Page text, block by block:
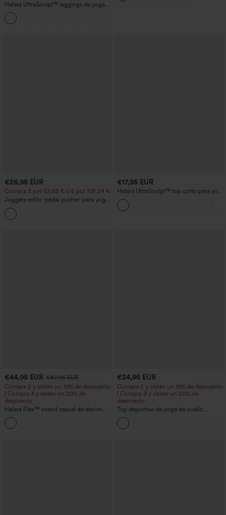
Halara UltraSculpt™ leggings de yoga
moldeadores de tiro alto con fruncido
que eleva los glúteos, control
abdominal, pierna acampanada y
€26,95 EUR
Compra 3 por 52,62 € o 6 por 105,24 €.
Joggers estilo 'pedal pusher' para yoga
de talle alto, fruncidos y jaspeados, con
bolsillos
€17,95 EUR
Halara UltraSculpt™ top corto para yoga
con tirantes dobles y espalda
descubierta retorcida
€44,95 EUR €49,95 EUR
Compra 2 y obtén un 10% de descuento
| Compra 3 y obtén un 20% de
descuento
Halara Flex™ overol casual de denim
lavado con escote en V y bolsillos
€24,95 EUR
Compra 2 y obtén un 10% de descuento
| Compra 3 y obtén un 20% de
descuento
Top deportivo de yoga de cuello
redondo y manga corta, con fruncidos y
tacto fresco - UPF50+